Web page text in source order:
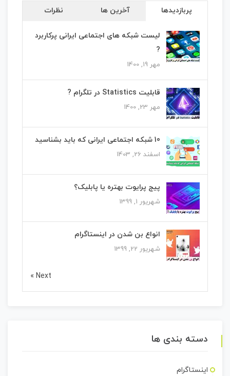
پربازدیدها آخرین ها نظرات
لیست شبکه های اجتماعی ایرانی پرکاربرد
?
مهر 19, 1400
قابلیت Statistics در تلگرام ?
مهر 23, 1400
10 شبکه اجتماعی ایرانی که باید بشناسید
اسفند 26, 1403
پیج پرایوت بهتره یا پابلیک؟
شهریور 1, 1399
انواع بن شدن در اینستاگرام
شهریور 22, 1399
Next »
دسته بندی ها
اینستاگرام